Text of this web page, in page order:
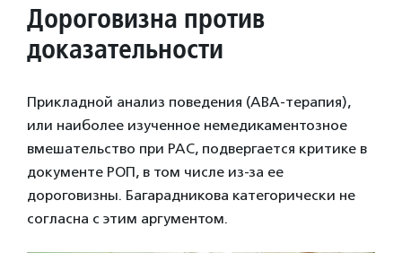
Дороговизна против
доказательности
Прикладной анализ поведения (ABA-терапия),
или наиболее изученное немедикаментозное
вмешательство при РАС, подвергается критике в
документе РОП, в том числе из-за ее
дороговизны. Багарадникова категорически не
согласна с этим аргументом.